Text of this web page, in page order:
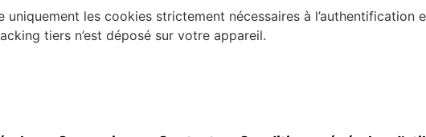
uniquement les cookies strictement nécessaires à
tiers n’est déposé sur votre appareil.